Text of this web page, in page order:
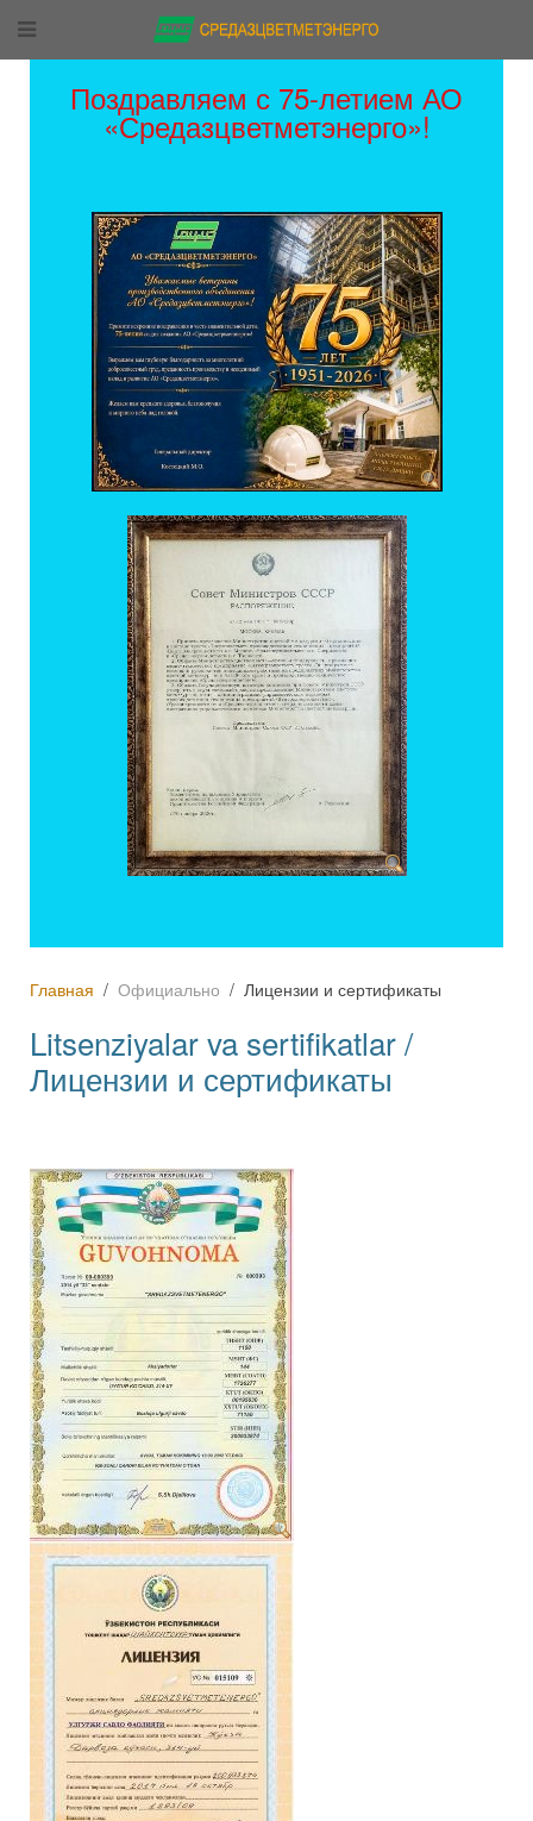
Поздравляем с 75-летием АО
«Средазцветметэнерго»!
Главная Официально Лицензии и сертификаты
Litsenziyalar va sertifikatlar /
Лицензии и сертификаты